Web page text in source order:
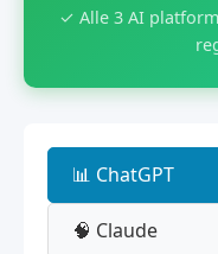
✓ Alle 3 AI
📊 ChatGPT
🧠 Claude